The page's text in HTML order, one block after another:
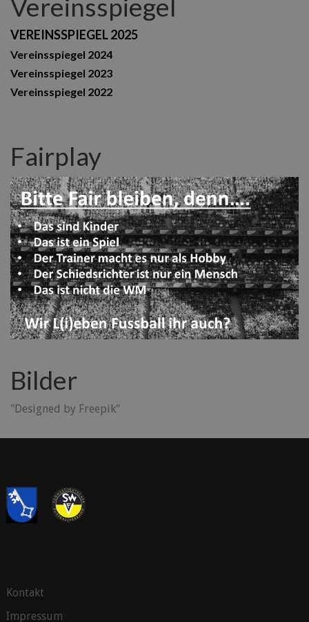
Vereinsspiegel
VEREINSSPIEGEL 2025
Vereinsspiegel 2024
Vereinsspiegel 2023
Vereinsspiegel 2022
Fairplay
Bilder
"Designed by Freepik"
Kontakt
Impressum